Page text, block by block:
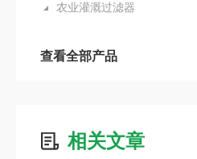
农业灌溉过滤器
查看全部产品
相关文章